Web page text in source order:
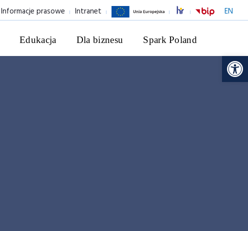
EN
Informacje prasowe Intranet
Edukacja Dla biznesu Spark Poland